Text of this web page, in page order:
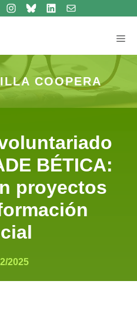
en Youtube
Síguenos en Instagram
Bluesky
Síguenos en Linkedincontacto
COOPERA
BÉTICA:
proyectos
2025